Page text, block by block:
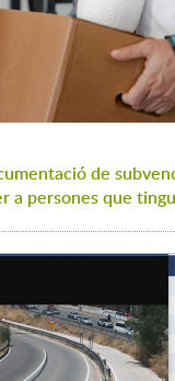
de
a persones que